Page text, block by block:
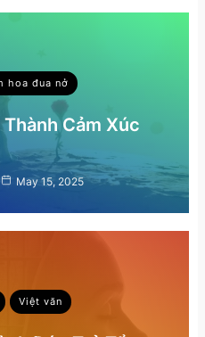
hoa đua nở
Cảm Xúc
May 15, 2025
Việt văn